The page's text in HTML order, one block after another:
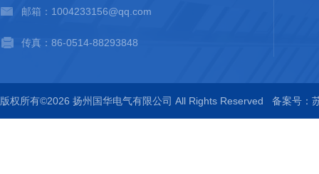
邮箱：1004233156@qq.com
传真：86-0514-88293848
版权所有©2026 扬州国华电气有限公司 All Rights Reserved 备案号：